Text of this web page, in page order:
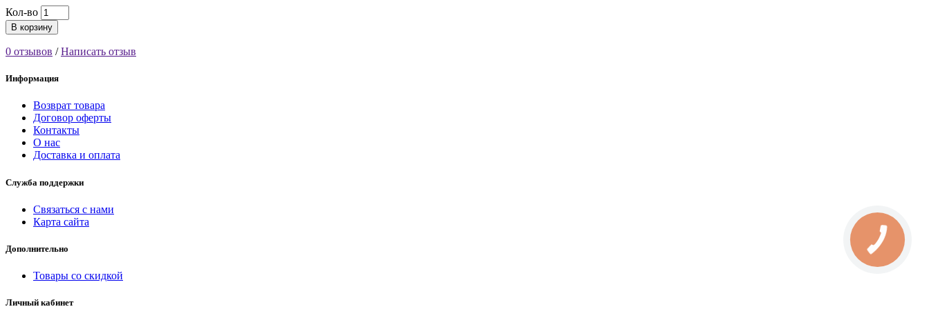
Кол-во
В корзину
0 отзывов /Написать отзыв
Информация
Возврат товара
Договор оферты
Контакты
О нас
Доставка и оплата
Служба поддержки
Связаться с нами
Карта сайта
Дополнительно
Товары со скидкой
Личный кабинет